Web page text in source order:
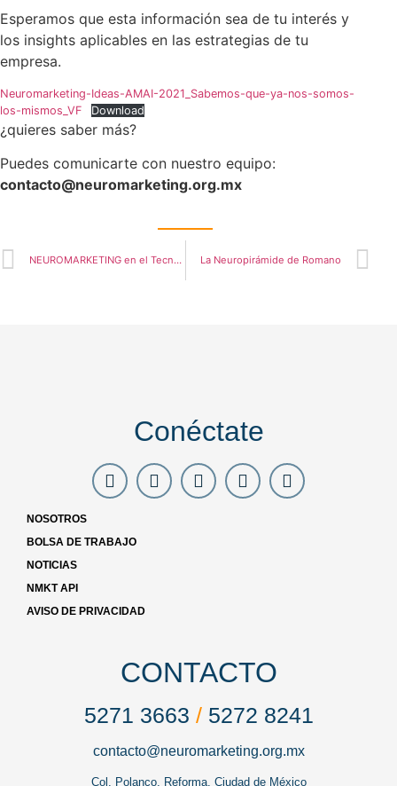
Esperamos que esta información sea de tu interés y
los insights aplicables en las estrategias de tu
empresa.
Neuromarketing-Ideas-AMAI-2021_Sabemos-que-ya-nos-somos-
los-mismos_VF
Download
¿quieres saber más?
Puedes comunicarte con nuestro equipo:
contacto@neuromarketing.org.mx
NEUROMARKETING en el Tecnológico de Monterrey La Neuropirámide de Romano
Conéctate
NOSOTROS
BOLSA DE TRABAJO
NOTICIAS
NMKT API
AVISO DE PRIVACIDAD
CONTACTO
5271 3663 /5272 8241
contacto@neuromarketing.org.mx
Col. Polanco, Reforma, Ciudad de México